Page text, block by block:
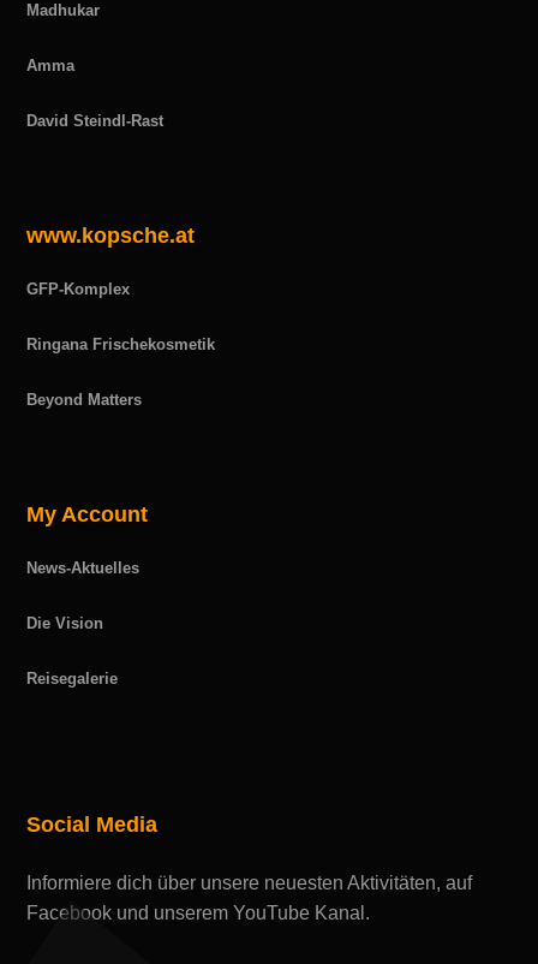
Madhukar
Amma
David Steindl-Rast
www.kopsche.at
GFP-Komplex
Ringana Frischekosmetik
Beyond Matters
My Account
News-Aktuelles
Die Vision
Reisegalerie
Social Media
Informiere dich über unsere neuesten Aktivitäten, auf
Facebook und unserem YouTube Kanal.